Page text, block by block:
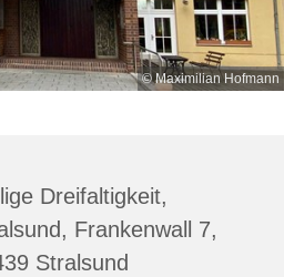
© Maximilian Hofmann
Dreifaltigkeit,
Frankenwall 7,
Stralsund